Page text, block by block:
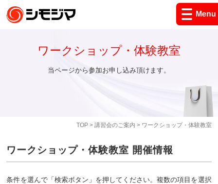
Menu
TOP> 講習会のご案内 > ワークショップ・体験教室
ワークショップ・体験教室
当ページから参加お申し込み頂けます。
ワークショップ・体験教室 開催情報
条件を選んで「検索ボタン」を押してください。複数の項目を選択